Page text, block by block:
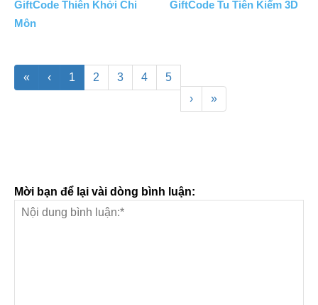
GiftCode Thiên Khởi Chi
Môn
GiftCode Tu Tiên Kiếm 3D
« ‹ 1 2 3 4
5
›
»
Mời bạn để lại vài dòng bình luận: